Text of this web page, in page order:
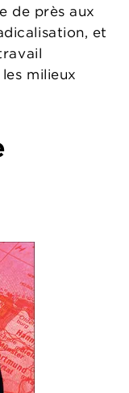
de près aux
et
milieux